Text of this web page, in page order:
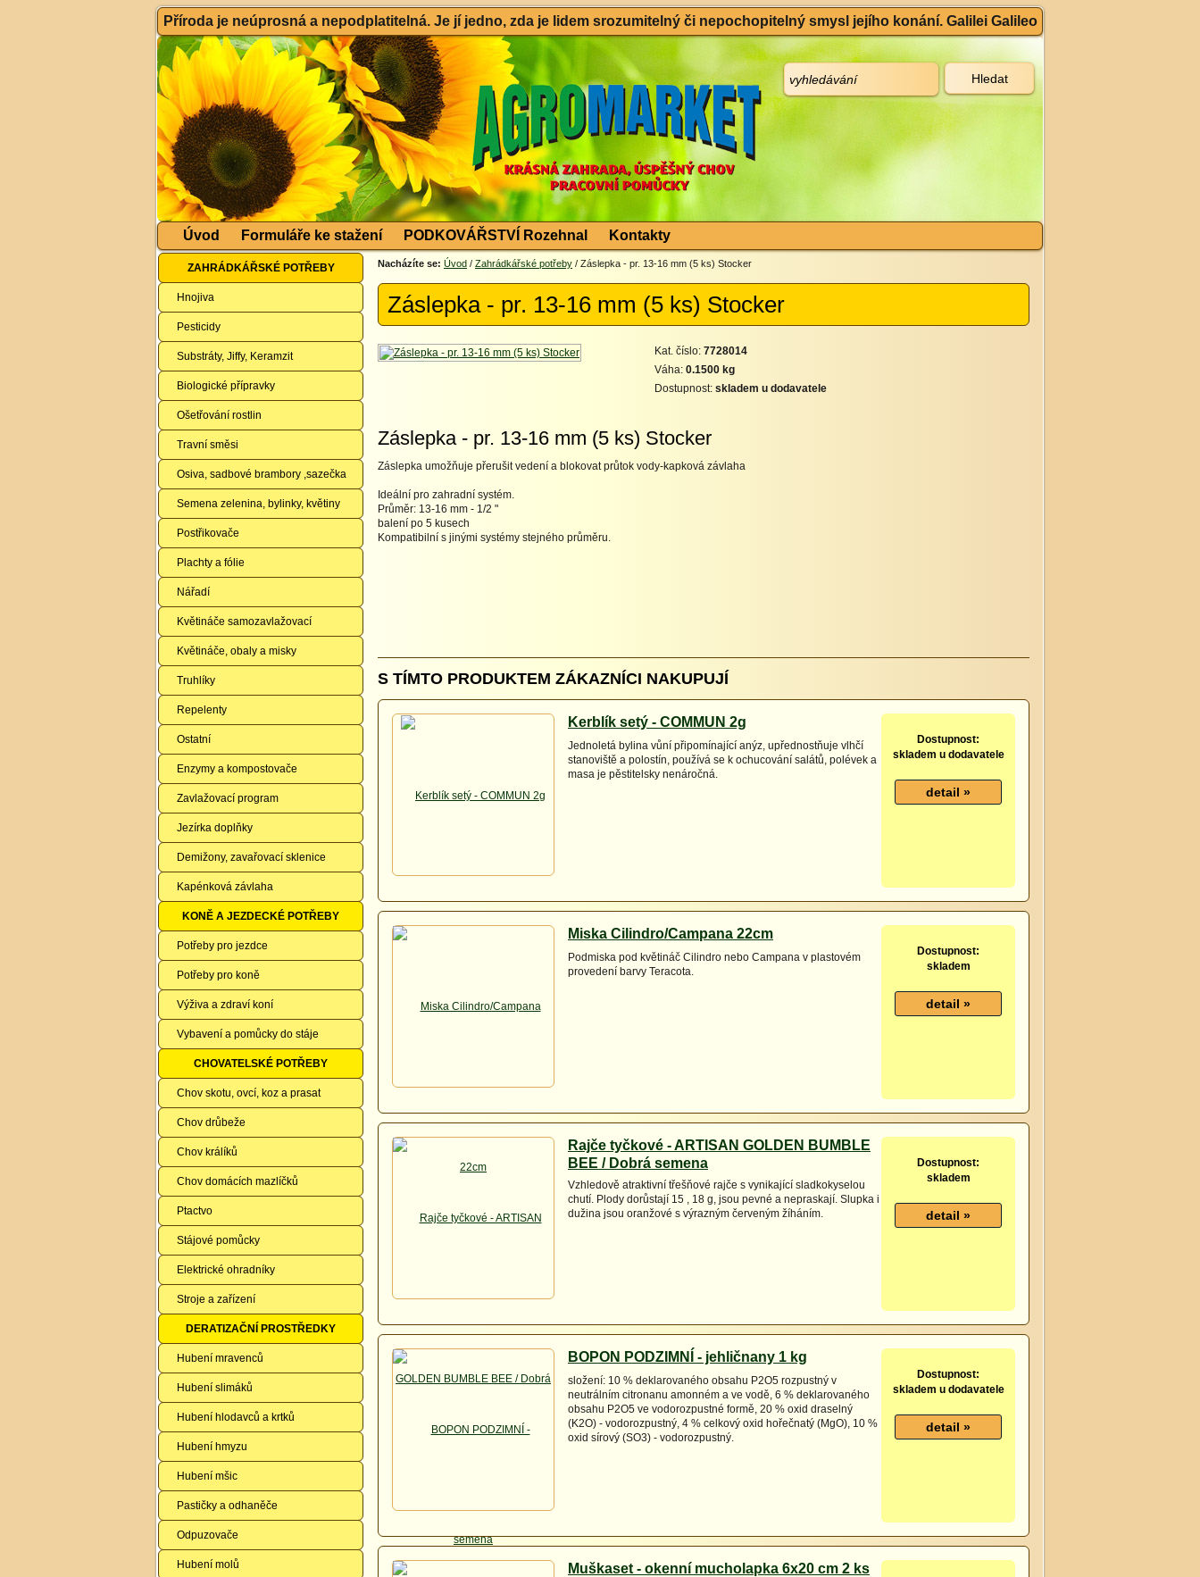
Příroda je neúprosná a nepodplatitelná. Je jí jedno, zda je lidem srozumitelný či nepochopitelný smysl jejího konání. Galilei Galileo
Úvod Formuláře ke stažení PODKOVÁŘSTVÍ Rozehnal Kontakty
ZAHRÁDKÁŘSKÉ POTŘEBY
Hnojiva
Pesticidy
Substráty, Jiffy, Keramzit
Biologické přípravky
Ošetřování rostlin
Travní směsi
Osiva, sadbové brambory ,sazečka
Semena zelenina, bylinky, květiny
Postřikovače
Plachty a fólie
Nářadí
Květináče samozavlažovací
Květináče, obaly a misky
Truhlíky
Repelenty
Ostatní
Enzymy a kompostovače
Zavlažovací program
Jezírka doplňky
Demižony, zavařovací sklenice
Kapénková závlaha
KONĚ A JEZDECKÉ POTŘEBY
Potřeby pro jezdce
Potřeby pro koně
Výživa a zdraví koní
Vybavení a pomůcky do stáje
CHOVATELSKÉ POTŘEBY
Chov skotu, ovcí, koz a prasat
Chov drůbeže
Chov králíků
Chov domácích mazlíčků
Ptactvo
Stájové pomůcky
Elektrické ohradníky
Stroje a zařízení
DERATIZAČNÍ PROSTŘEDKY
Hubení mravenců
Hubení slimáků
Hubení hlodavců a krtků
Hubení hmyzu
Hubení mšic
Pastičky a odhaněče
Odpuzovače
Hubení molů
Nacházíte se: Úvod / Zahrádkářské potřeby / Záslepka - pr. 13-16 mm (5 ks) Stocker
Záslepka - pr. 13-16 mm (5 ks) Stocker
Kat. číslo: 7728014
Váha: 0.1500 kg
Dostupnost: skladem u dodavatele
Záslepka - pr. 13-16 mm (5 ks) Stocker
Záslepka umožňuje přerušit vedení a blokovat průtok vody-kapková závlaha
Ideální pro zahradní systém.
Průměr: 13-16 mm - 1/2 "
balení po 5 kusech
Kompatibilní s jinými systémy stejného průměru.
S TÍMTO PRODUKTEM ZÁKAZNÍCI NAKUPUJÍ
Kerblík setý - COMMUN 2g
Jednoletá bylina vůní připomínající anýz, upřednostňuje vlhčí
stanoviště a polostín, používá se k ochucování salátů, polévek a
masa je pěstitelsky nenáročná.
Dostupnost:
skladem u dodavatele
Miska Cilindro/Campana 22cm
Podmiska pod květináč Cilindro nebo Campana v plastovém
provedení barvy Teracota.
Dostupnost:
skladem
Rajče tyčkové - ARTISAN GOLDEN BUMBLE
BEE / Dobrá semena
Vzhledově atraktivní třešňové rajče s vynikající sladkokyselou
chutí. Plody dorůstají 15 , 18 g, jsou pevné a nepraskají. Slupka i
dužina jsou oranžové s výrazným červeným žíháním.
Dostupnost:
skladem
BOPON PODZIMNÍ - jehličnany 1 kg
složení: 10 % deklarovaného obsahu P2O5 rozpustný v
neutrálním citronanu amonném a ve vodě, 6 % deklarovaného
obsahu P2O5 ve vodorozpustné formě, 20 % oxid draselný
(K2O) - vodorozpustný, 4 % celkový oxid hořečnatý (MgO), 10 %
oxid sírový (SO3) - vodorozpustný.
Dostupnost:
skladem u dodavatele
Muškaset - okenní mucholapka 6x20 cm 2 ks